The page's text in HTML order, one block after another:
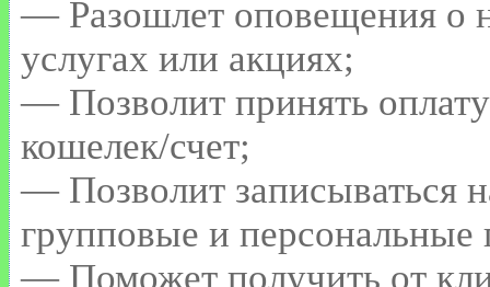
— Разошлет оповещения о
услугах или акциях;
— Позволит принять
кошелек/счет;
— Позволит записываться
групповые и
— Поможет получить от